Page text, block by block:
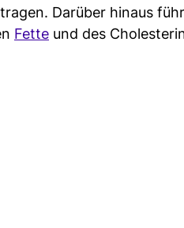
Darüber hinaus
Fette und des